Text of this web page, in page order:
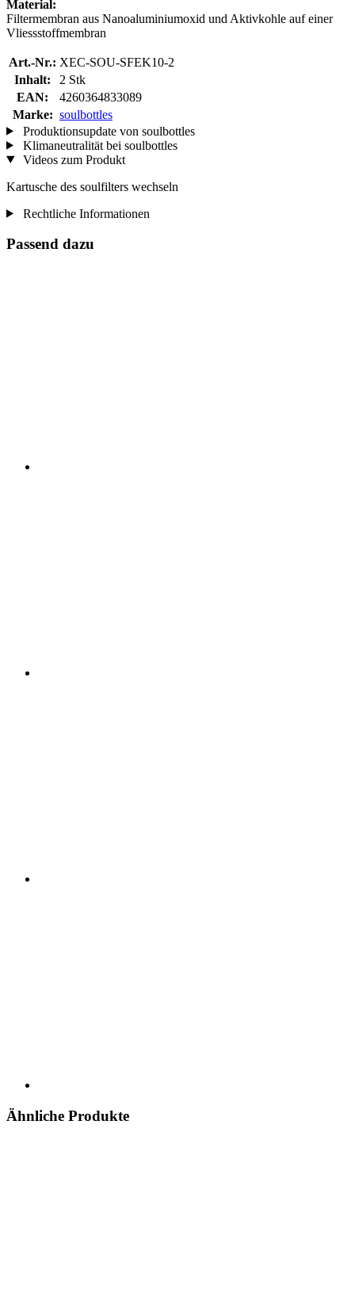
Material:
Filtermembran aus Nanoaluminiumoxid und Aktivkohle auf einer
Vliessstoffmembran
Art.-Nr.: XEC-SOU-SFEK10-2
Inhalt:
2 Stk
EAN:
4260364833089
Marke: soulbottles
Produktionsupdate von soulbottles
Klimaneutralität bei soulbottles
Videos zum Produkt
Kartusche des soulfilters wechseln
Rechtliche Informationen
Passend dazu
Ähnliche Produkte